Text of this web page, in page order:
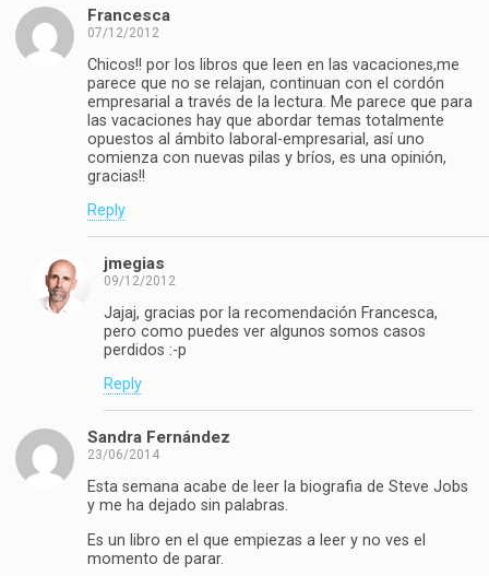
Francesca
07/12/2012
Chicos!! por los libros que leen en las vacaciones,me
parece que no se relajan, continuan con el cordón
empresarial a través de la lectura. Me parece que para
las vacaciones hay que abordar temas totalmente
opuestos al ámbito laboral-empresarial, así uno
comienza con nuevas pilas y bríos, es una opinión,
gracias!!
Reply
jmegias
09/12/2012
Jajaj, gracias por la recomendación Francesca,
pero como puedes ver algunos somos casos
perdidos :-p
Reply
Sandra Fernández
23/06/2014
Esta semana acabe de leer la biografia de Steve Jobs
y me ha dejado sin palabras.
Es un libro en el que empiezas a leer y no ves el
momento de parar.